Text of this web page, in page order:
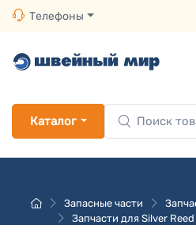
Телефоны
Каталог
Запасные части
Запчасти для Silver